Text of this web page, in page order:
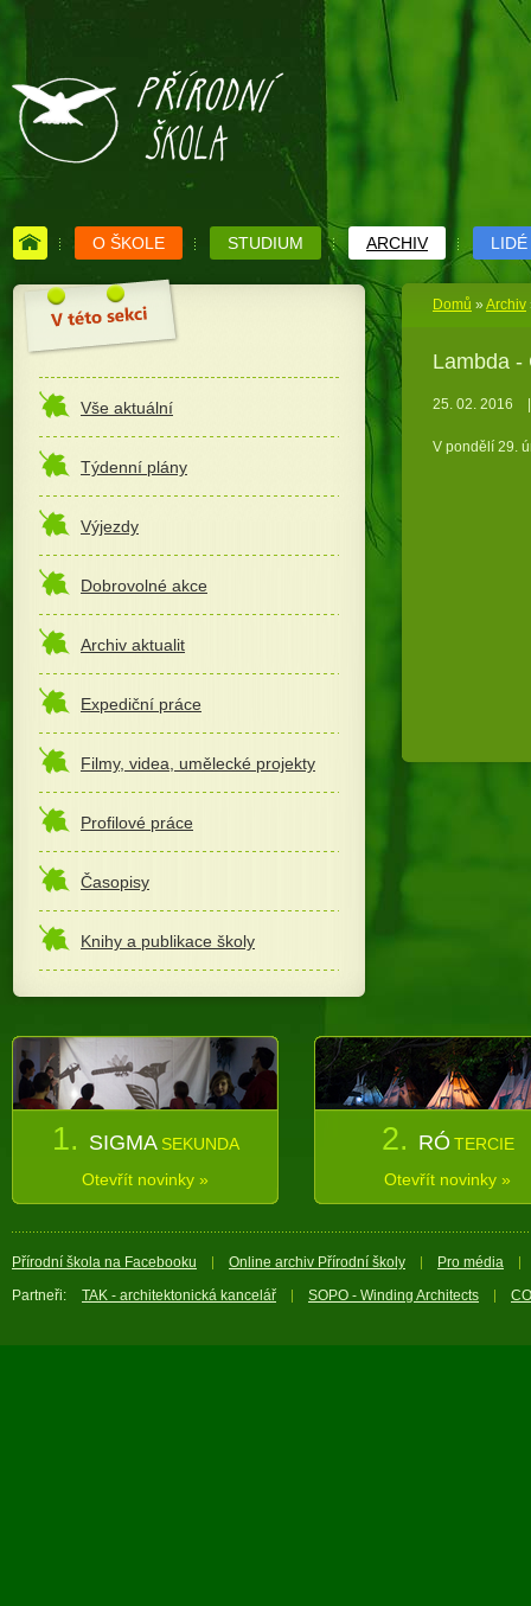
O ŠKOLE STUDIUM ARCHIV LIDÉ
Vše aktuální
Týdenní plány
Výjezdy
Dobrovolné akce
Archiv aktualit
Expediční práce
Filmy, videa, umělecké projekty
Profilové práce
Časopisy
Knihy a publikace školy
Domů » Archiv
Lambda -
25. 02. 2016
V pondělí 29.
1. SIGMA SEKUNDA
Otevřít novinky »
2. RÓ TERCIE
Otevřít novinky »
Přírodní škola na Facebooku Online archiv Přírodní školy
Pro média
Partneři:
TAK - architektonická kancelář SOPO - Winding Architects